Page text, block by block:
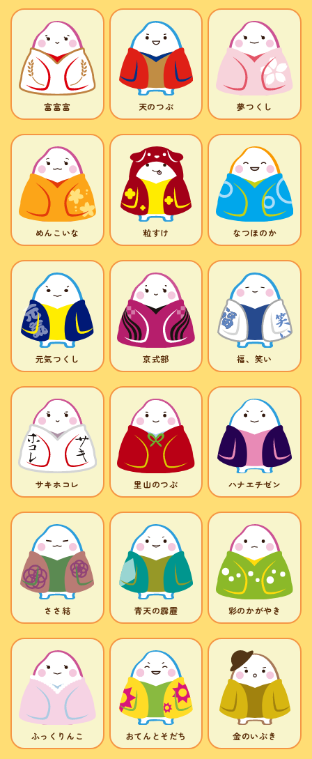
富富富 天のつぶ 夢つくし
めんこいな 粒すけ なつほのか
元気つくし 京式部 福、笑い
サキホコレ 里山のつぶ ハナエチゼン
ささ結 青天の霹靂 彩のかがやき
ふっくりんこ おてんとそだち 金のいぶき